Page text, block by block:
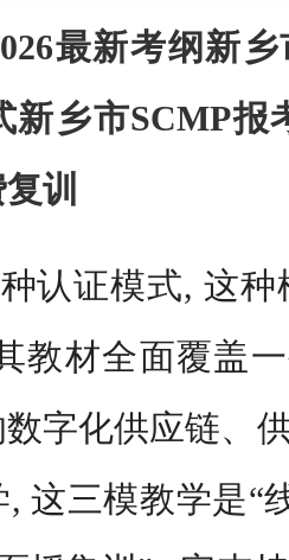
最新考纲新
新乡市SCMP报
训
认证模式, 这
教材全面覆盖
数字化供应链、
这三模教学是“